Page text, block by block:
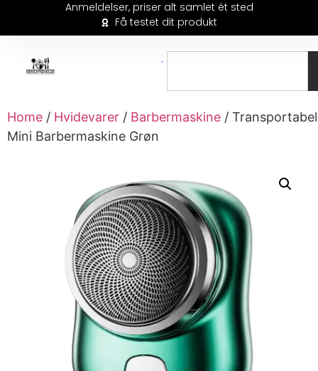
Anmeldelser, priser alt samlet ét sted
Få testet dit produkt
Home / Hvidevarer / Barbermaskine / Transportabel
Mini Barbermaskine Grøn